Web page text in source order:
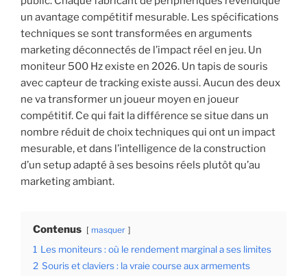
un avantage compétitif mesurable. Les spécifications
techniques se sont transformées en arguments
marketing déconnectés de l’impact réel en jeu. Un
moniteur 500 Hz existe en 2026. Un tapis de souris
avec capteur de tracking existe aussi. Aucun des deux
ne va transformer un joueur moyen en joueur
compétitif. Ce qui fait la différence se situe dans un
nombre réduit de choix techniques qui ont un impact
mesurable, et dans l’intelligence de la construction
d’un setup adapté à ses besoins réels plutôt qu’au
marketing ambiant.
Contenus masquer
1 Les moniteurs : où le rendement marginal a ses limites
2 Souris et claviers : la vraie course aux armements